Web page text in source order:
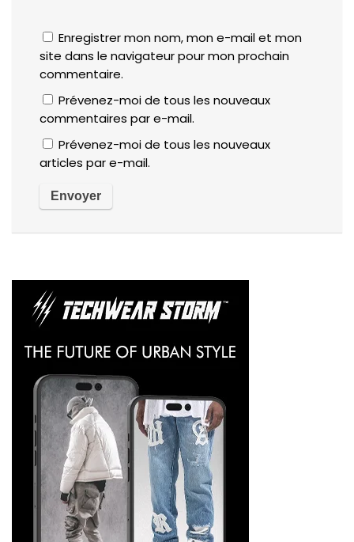
Enregistrer mon nom, mon e-mail et mon
site dans le navigateur pour mon prochain
commentaire.
Prévenez-moi de tous les nouveaux
commentaires par e-mail.
Prévenez-moi de tous les nouveaux
articles par e-mail.